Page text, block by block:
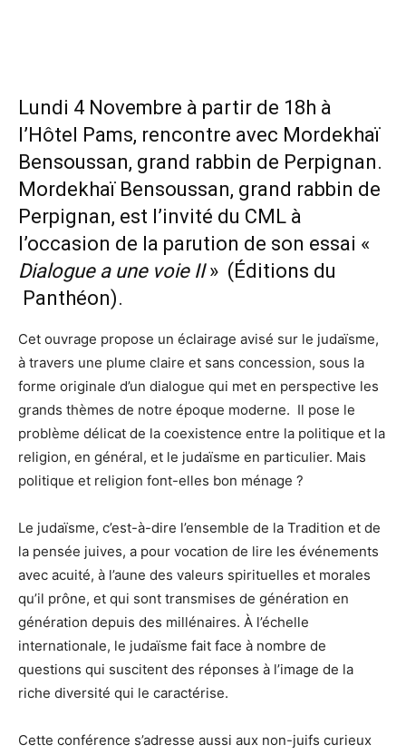
Lundi 4 Novembre à partir de 18h à
l’Hôtel Pams, rencontre avec Mordekhaï
Bensoussan, grand rabbin de Perpignan.
Mordekhaï Bensoussan, grand rabbin de
Perpignan, est l’invité du CML à
l’occasion de la parution de son essai «
Dialogue a une voie II» (Éditions du
Panthéon).
Cet ouvrage propose un éclairage avisé sur le judaïsme,
à travers une plume claire et sans concession, sous la
forme originale d’un dialogue qui met en perspective les
grands thèmes de notre époque moderne. Il pose le
problème délicat de la coexistence entre la politique et la
religion, en général, et le judaïsme en particulier. Mais
politique et religion font-elles bon ménage ?
Le judaïsme, c’est-à-dire l’ensemble de la Tradition et de
la pensée juives, a pour vocation de lire les événements
avec acuité, à l’aune des valeurs spirituelles et morales
qu’il prône, et qui sont transmises de génération en
génération depuis des millénaires. À l’échelle
internationale, le judaïsme fait face à nombre de
questions qui suscitent des réponses à l’image de la
riche diversité qui le caractérise.
Cette conférence s’adresse aussi aux non-juifs curieux